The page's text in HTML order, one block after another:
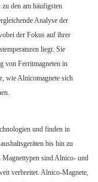
den am häufigsten
Analyse der
der Fokus auf ihrer
liegt. Sie
von Ferritmagneten in
wie Alnicomagnete sich
und finden in
bis hin zu
Magnettypen sind Alnico- und
verbreitet. Alnico-Magnete,